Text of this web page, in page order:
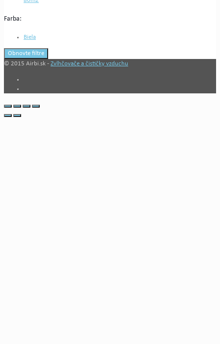
Farba:
Biela
Obnovte filtre
© 2015 Airbi.sk - Zvlhčovače a čističky vzduchu